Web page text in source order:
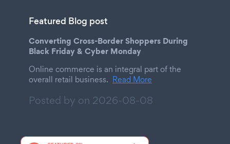
Featured Blog post
Converting Cross-Border Shoppers During
Black Friday & Cyber Monday
Online commerce is an integral part of the
overall retail business. Read More
Posted by on 2026-08-08